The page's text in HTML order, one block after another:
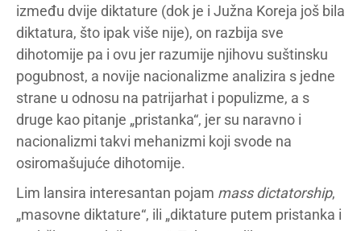
između dvije diktature (dok je i Južna Koreja još bila
diktatura, što ipak više nije), on razbija sve
dihotomije pa i ovu jer razumije njihovu suštinsku
pogubnost, a novije nacionalizme analizira s jedne
strane u odnosu na patrijarhat i populizme, a s
druge kao pitanje „pristanka“, jer su naravno i
nacionalizmi takvi mehanizmi koji svode na
osiromašujuće dihotomije.
Lim lansira interesantan pojam mass dictatorship,
„masovne diktature“, ili „diktature putem pristanka i